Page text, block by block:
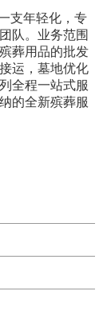
支年轻化，专
队。业务范围
葬用品的批发
运，墓地优化
全程一站式服
的全新殡葬服